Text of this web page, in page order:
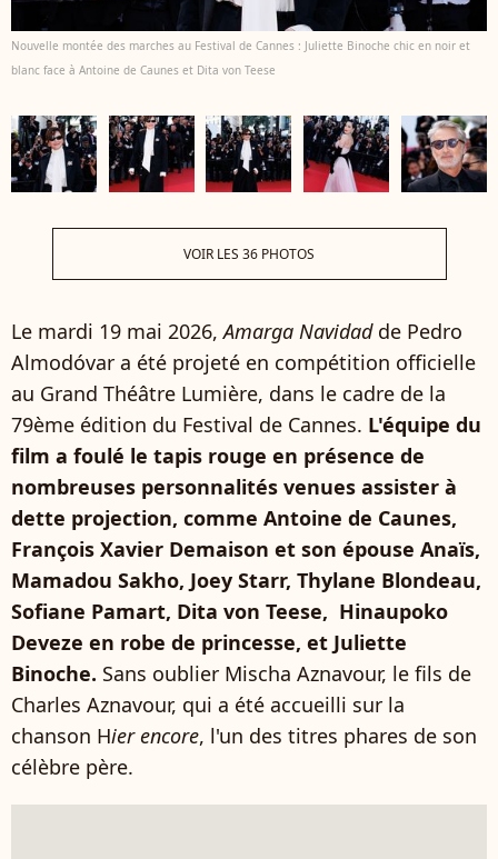
Nouvelle montée des marches au Festival de Cannes : Juliette Binoche chic en noir et
blanc face à Antoine de Caunes et Dita von Teese
VOIR LES 36 PHOTOS
Le mardi 19 mai 2026,Amarga Navidadde Pedro
Almodóvar a été projeté en compétition officielle
au Grand Théâtre Lumière, dans le cadre de la
79ème édition du Festival de Cannes. L'équipe du
film a foulé le tapis rouge en présence de
nombreuses personnalités venues assister à
dette projection, comme Antoine de Caunes,
François Xavier Demaison et son épouse Anaïs,
Mamadou Sakho, Joey Starr, Thylane Blondeau,
Sofiane Pamart, Dita von Teese, Hinaupoko
Deveze en robe de princesse, et Juliette
Binoche. Sans oublier Mischa Aznavour, le fils de
Charles Aznavour, qui a été accueilli sur la
chanson Hier encore, l'un des titres phares de son
célèbre père.